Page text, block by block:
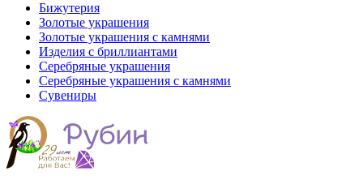
Бижутерия
Золотые украшения
Золотые украшения с камнями
Изделия с бриллиантами
Серебряные украшения
Серебряные украшения с камнями
Сувениры